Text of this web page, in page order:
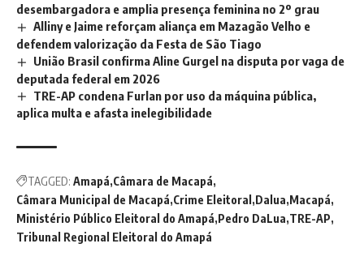
desembargadora e amplia presença feminina no 2º grau
Alliny e Jaime reforçam aliança em Mazagão Velho e
defendem valorização da Festa de São Tiago
União Brasil confirma Aline Gurgel na disputa por vaga de
deputada federal em 2026
TRE-AP condena Furlan por uso da máquina pública,
aplica multa e afasta inelegibilidade
TAGGED: Amapá Câmara de Macapá
Câmara Municipal de Macapá Crime Eleitoral Dalua Macapá
Ministério Público Eleitoral do Amapá Pedro DaLua TRE-AP
Tribunal Regional Eleitoral do Amapá